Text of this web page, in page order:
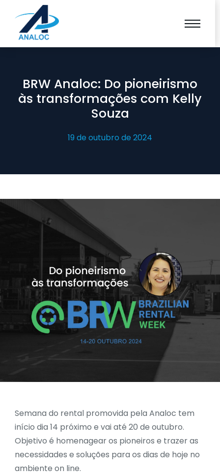
BRW Analoc: Do pioneirismo
às transformações com Kelly
Souza
19 de outubro de 2024
Semana do rental promovida pela Analoc tem
início dia 14 próximo e vai até 20 de outubro.
Objetivo é homenagear os pioneiros e trazer as
necessidades e soluções para os dias de hoje no
ambiente on line.